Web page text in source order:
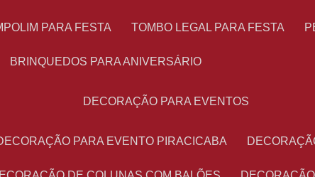
PARA FESTA TOMBO LEGAL PARA FESTA
BRINQUEDOS PARA ANIVERSÁRIO
DECORAÇÃO PARA EVENTOS
DECORAÇÃO PARA EVENTO PIRACICABA